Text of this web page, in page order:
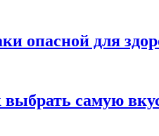
опасной для
выбрать самую